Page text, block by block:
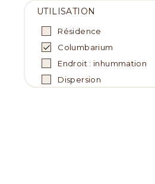
UTILISATION
Résidence
Columbarium
Endroit : inhummation
Dispersion